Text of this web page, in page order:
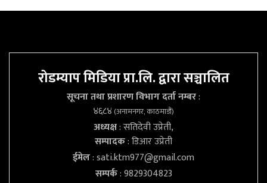
रोडम्याप मिडिया प्रा.लि. द्वारा सञ्चालित
सूचना तथा प्रशारण विभाग दर्ता नम्बर:
४६८४(अनामनगर, काठमाडौं)
अध्यक्ष: सतिदेवी उप्रेती,
सम्पादक: डिआर उप्रेती
ईमेल:sati.ktm977@gmail.com
सम्पर्क: 9829304823